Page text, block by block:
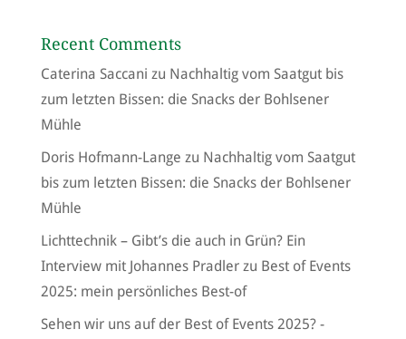
Recent Comments
Caterina Saccani zu Nachhaltig vom Saatgut bis
zum letzten Bissen: die Snacks der Bohlsener
Mühle
Doris Hofmann-Lange zu Nachhaltig vom Saatgut
bis zum letzten Bissen: die Snacks der Bohlsener
Mühle
Lichttechnik – Gibt’s die auch in Grün? Ein
Interview mit Johannes Pradlerzu Best of Events
2025: mein persönliches Best-of
Sehen wir uns auf der Best of Events 2025? -